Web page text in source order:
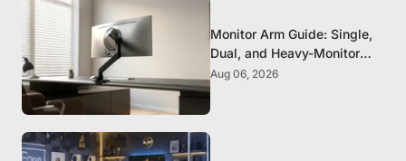
Monitor Arm Guide: Single,
Dual, and Heavy-Monitor
Mounts
Aug 06, 2026